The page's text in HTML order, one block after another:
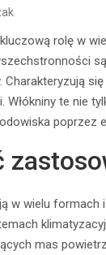
rolę w
Włókniny te nie
poprzez
w wielu formach
mas